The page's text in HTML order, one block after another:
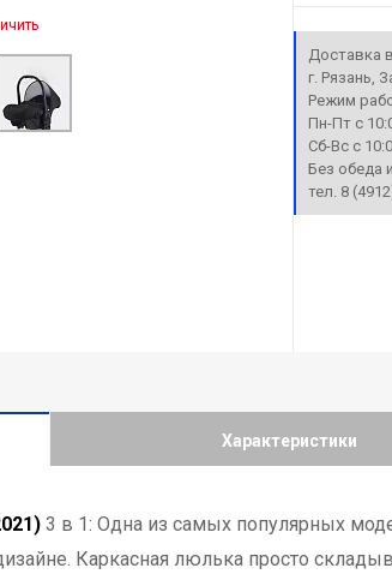
Доставка
г. Рязань,
Режим
Пн-Пт с
Сб-Вс с
Без обеда
тел. 8
Характеристики
3 в 1: Одна из самых популярных
Каркасная люлька просто